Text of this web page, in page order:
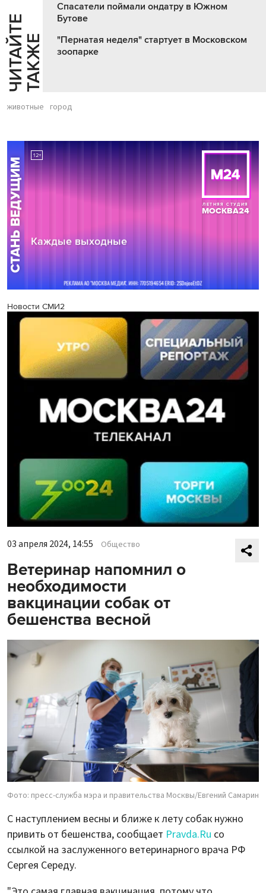
Ч
И
Т
АЙ
Т
Е
Т
А
К
ЖЕ
Спасатели поймали ондатру в Южном
Бутове
"Пернатая неделя" стартует в Московском
зоопарке
животные город
Новости СМИ2
03 апреля 2024, 14:55 Общество
Ветеринар напомнил о
необходимости
вакцинации собак от
бешенства весной
Фото: пресс-служба мэра и правительства Москвы/Евгений Самарин
С наступлением весны и ближе к лету собак нужно
привить от бешенства, сообщает Pravda.Ru со
ссылкой на заслуженного ветеринарного врача РФ
Сергея Середу.